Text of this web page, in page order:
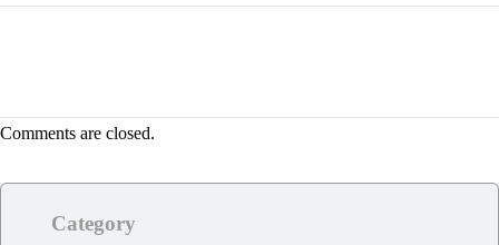
Comments are closed.
Category